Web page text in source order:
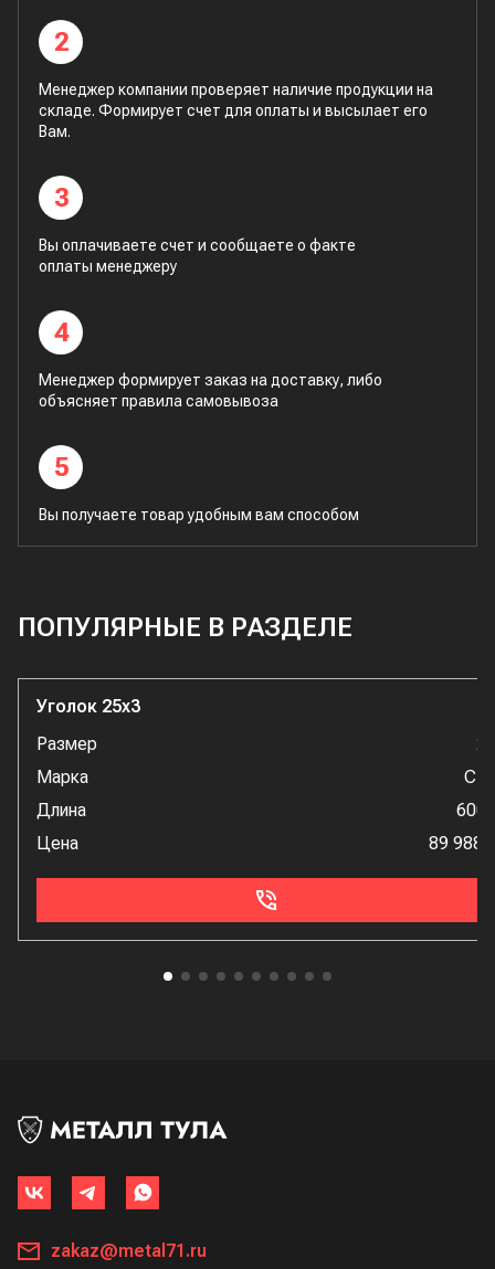
2
Менеджер компании проверяет наличие продукции на
складе. Формирует счет для оплаты и высылает его
Вам.
3
Вы оплачиваете счет и сообщаете о факте
оплаты менеджеру
4
Менеджер формирует заказ на доставку, либо
объясняет правила самовывоза
5
Вы получаете товар удобным вам способом
ПОПУЛЯРНЫЕ В РАЗДЕЛЕ
Уголок 25x3
Размер
25
Марка
Ст3
Длина
6000
Цена
89 988 ₽
zakaz@metal71.ru